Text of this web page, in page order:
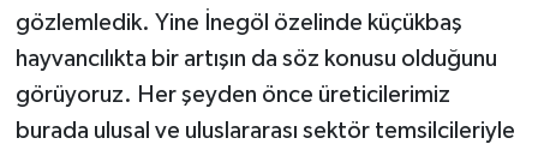
gözlemledik. Yine İnegöl özelinde küçükbaş
hayvancılıkta bir artışın da söz konusu olduğunu
görüyoruz. Her şeyden önce üreticilerimiz
burada ulusal ve uluslararası sektör temsilcileriyle